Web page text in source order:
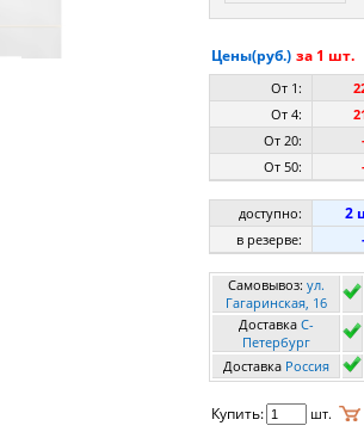
Цены(руб.) за 1 шт.
От 1:
От 4:
От 20:
От 50:
доступно: 2
в резерве:
Самовывоз: ул.
Гагаринская, 16
Доставка C-
Петербург
Доставка Россия
Купить: шт.